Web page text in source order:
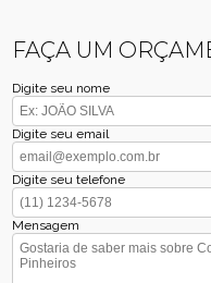
FAÇA UM
Digite seu nome
Digite seu email
Digite seu telefone
Mensagem